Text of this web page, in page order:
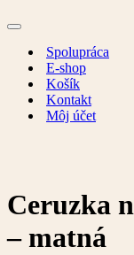
Menu
navigácieSpolupráca
E-shop
Košík
Kontakt
Môj účet
Ceruzka
– matná